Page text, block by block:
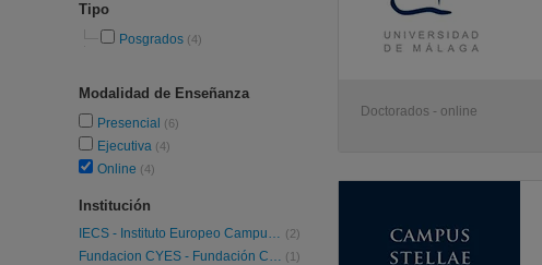
Tipo
Posgrados (4)
Modalidad de Enseñanza
Presencial (6)
Ejecutiva (4)
Online (4)
Institución
IECS - Instituto Europeo Campus Stellae (2)
Fundacion CYES - Fundación Cultural y de Estudios Sociales (1)
Doctorados - online